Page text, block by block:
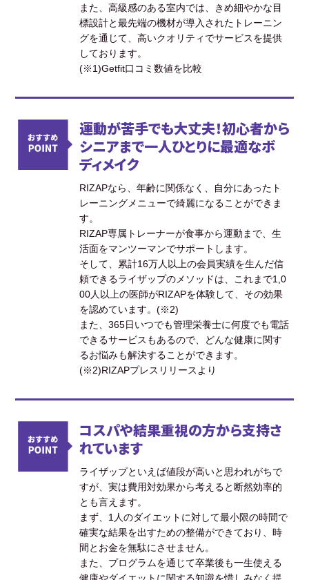
また、高級感のある室内では、きめ細やかな目
標設計と最先端の機材が導入されたトレーニン
グを通じて、高いクオリティでサービスを提供
しております。
(※1)Getfit口コミ数値を比較
運動が苦手でも大丈夫！初心者から
シニアまで一人ひとりに最適なボ
ディメイク
RIZAPなら、年齢に関係なく、自分にあったト
レーニングメニューで綺麗になることができま
す。
RIZAP専属トレーナーが食事から運動まで、生
活面をマンツーマンでサポートします。
そして、累計16万人以上の会員実績を生んだ信
頼できるライザップのメソッドは、これまで1,0
00人以上の医師がRIZAPを体験して、その効果
を認めています。(※2)
また、365日いつでも管理栄養士に何度でも電話
できるサービスもあるので、どんな健康に関す
るお悩みも解決することができます。
(※2)RIZAPプレスリリースより
コスパや結果重視の方から支持さ
れています
ライザップといえば値段が高いと思われがちで
すが、実は費用対効果から考えると断然効率的
とも言えます。
まず、1人のダイエットに対して最小限の時間で
確実な結果を出すための整備ができており、時
間とお金を無駄にさせません。
また、プログラムを通じて卒業後も一生使える